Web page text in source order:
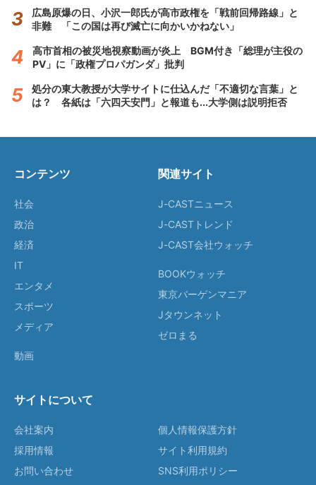
広島原爆の日、小沢一郎氏が高市政権を「戦前回帰路線」と
非難 「この国は再び滅亡に向かいかねない」
高市首相の被災地視察動画が炎上 BGM付き「総理が主役の
PV」に「政権プロパガンダ」批判
処分の東大教授が大学サイトに仕込んだ「不適切な言葉」と
は？ 各紙は「六四天安門」と報道も...大学側は説明拒否
コンテンツ
社会
政治
経済
IT
エンタメ
スポーツ
メディア
動画
関連サイト
J-CASTニュース
J-CASTトレンド
J-CAST会社ウォッチ
BOOKウォッチ
東京バーゲンマニア
Jタウンネット
ゼロまる
サイトについて
会社案内
採用情報
お問い合わせ
個人情報保護方針
サイト利用規約
SNS利用ポリシー